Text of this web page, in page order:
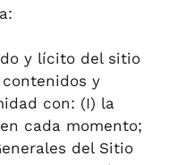
y lícito del sitio
y
con: (I) la
cada momento;
del Sitio